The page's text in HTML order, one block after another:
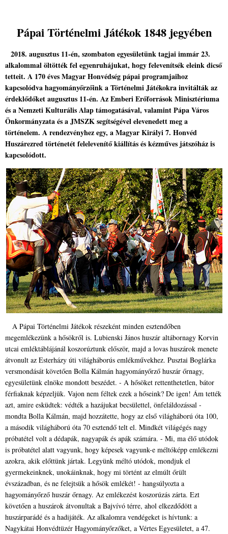
Pápai Történelmi Játékok 1848 jegyében
2018. augusztus 11-én, szombaton egyesületünk tagjai immár 23.
alkalommal öltötték fel egyenruhájukat, hogy felevenítsék eleink dicső
tetteit. A 170 éves Magyar Honvédség pápai programjaihoz
kapcsolódva hagyományőrzőink a Történelmi Játékokra invitálták az
érdeklődőket augusztus 11-én. Az Emberi Erőforrások Minisztériuma
és a Nemzeti Kulturális Alap támogatásával, valamint Pápa Város
Önkormányzata és a JMSZK segítségével elevenedett meg a
történelem. A rendezvényhez egy, a Magyar Királyi 7. Honvéd
Huszárezred történetét felelevenítő kiállítás és kézműves játszóház is
kapcsolódott.
A Pápai Történelmi Játékok részeként minden esztendőben
megemlékezünk a hősökről is. Lubienski János huszár altábornagy Korvin
utcai emléktáblájánál koszorúztunk először, majd a lovas huszárok menete
átvonult az Esterházy úti világháborús emlékművekhez. Pusztai Boglárka
versmondását követően Bolla Kálmán hagyományőrző huszár őrnagy,
egyesületünk elnöke mondott beszédet. - A hősöket rettenthetetlen, bátor
férfiaknak képzeljük. Vajon nem féltek ezek a hőseink? De igen! Ám tették
azt, amire esküdtek: védték a hazájukat becsülettel, önfeláldozással -
mondta Bolla Kálmán, majd hozzátette, hogy az első világháború óta 100,
a második világháború óta 70 esztendő telt el. Mindkét világégés nagy
próbatétel volt a dédapák, nagyapák és apák számára. - Mi, ma élő utódok
is próbatétel alatt vagyunk, hogy képesek vagyunk-e méltóképp emlékezni
azokra, akik előttünk jártak. Legyünk méltó utódok, mondjuk el
gyermekeinknek, unokáinknak, hogy mi történt az elmúlt őrült
évszázadban, és ne felejtsük a hősök emlékét! - hangsúlyozta a
hagyományőrző huszár őrnagy. Az emlékezést koszorúzás zárta. Ezt
követően a huszárok átvonultak a Bajvívó térre, ahol elkezdődött a
huszárparádé és a hadijáték. Az alkalomra vendégeket is hívtunk: a
Nagykátai Honvédtüzér Hagyományőrzőket, a Vértes Egyesületet, a 47.